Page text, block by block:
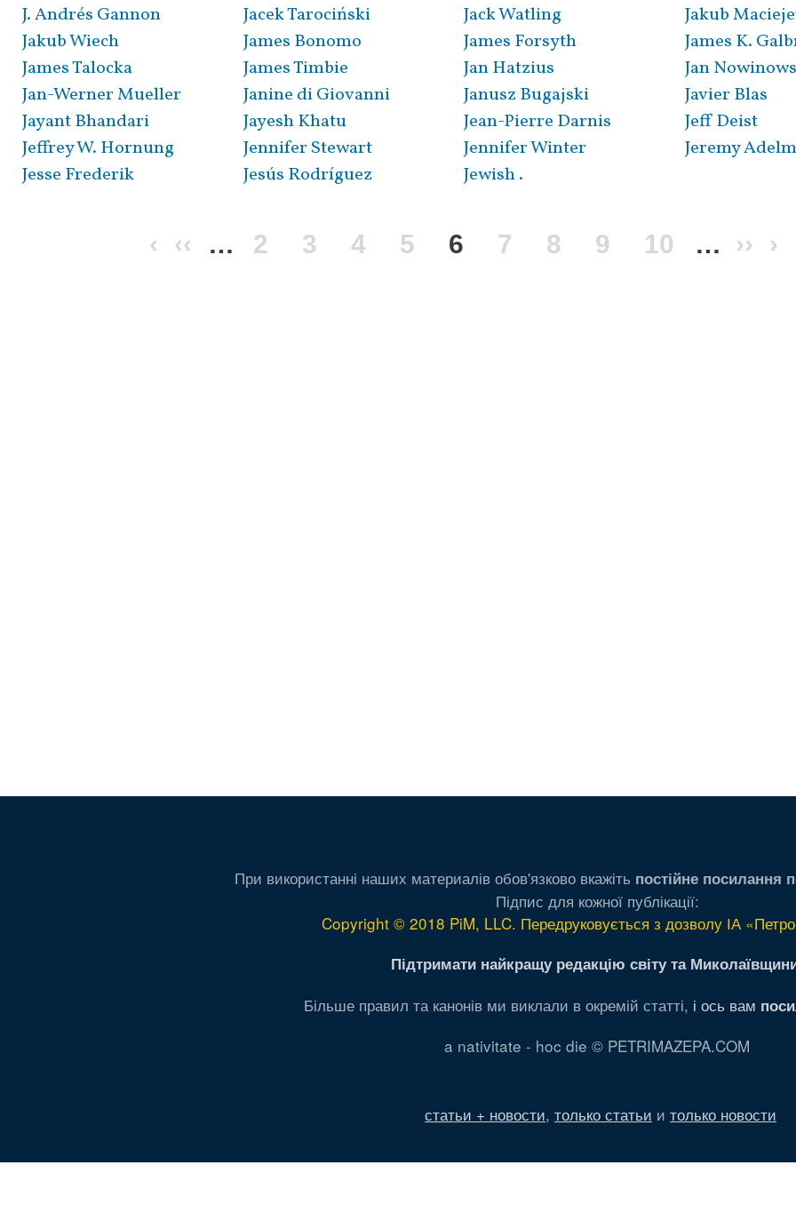
J. Andrés Gannon Jacek Tarociński Jack Watling
Jakub
Jakub Wiech
James Bonomo James Forsyth
James K.
James Talocka
James Timbie Jan Hatzius
Jan
Jan-Werner Mueller
Janine di Giovanni Janusz Bugajski
Javier Blas
Jayant Bhandari
Jayesh Khatu Jean-Pierre Darnis
Jeff Deist
Jeffrey W. Hornung
Jennifer Stewart Jennifer Winter
Jeremy
Jesse Frederik
Jesús Rodríguez Jewish .
Перша
‹
Попередня
‹‹ … Сторінка
2 Сторінка
3 Сторінка
4 Сторінка
5
Поточна
6 Сторінка
7 Сторінка
8 Сторінка
9 Сторінка
10 … ›› ›
При використанні наших материалів обов'язково вкажіть постійне посилання
Підпис для кожної публікації:
Copyright © 2018 PiM, LLC. Передруковується з дозволу ІА
Підтримати найкращу редакцію світу та
Більше правил та канонів ми виклали в окремій статті, і ось вам
a nativitate - hoc die © PETRIMAZEPA.COM
статьи + новости, только статьи и только новости